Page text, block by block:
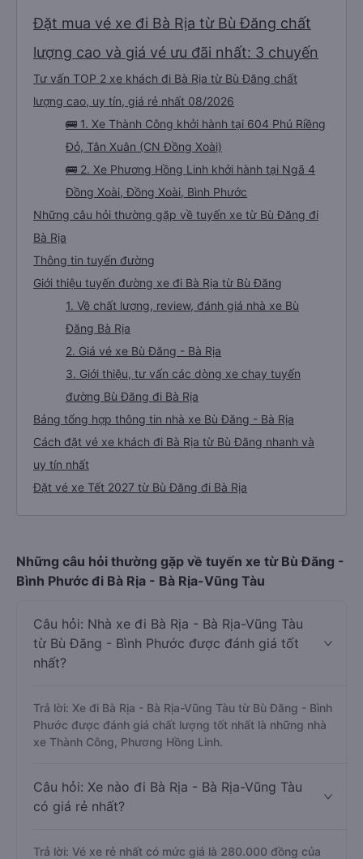
Đặt mua vé xe đi Bà Rịa từ Bù Đăng chất
lượng cao và giá vé ưu đãi nhất: 3 chuyến
Tư vấn TOP 2 xe khách đi Bà Rịa từ Bù Đăng chất
lượng cao, uy tín, giá rẻ nhất 08/2026
🚌 1. Xe Thành Công khởi hành tại 604 Phú Riềng
Đỏ, Tân Xuân (CN Đồng Xoài)
🚌 2. Xe Phương Hồng Linh khởi hành tại Ngã 4
Đồng Xoài, Đồng Xoài, Bình Phước
Những câu hỏi thường gặp về tuyến xe từ Bù Đăng đi
Bà Rịa
Thông tin tuyến đường
Giới thiệu tuyến đường xe đi Bà Rịa từ Bù Đăng
1. Về chất lượng, review, đánh giá nhà xe Bù
Đăng Bà Rịa
2. Giá vé xe Bù Đăng - Bà Rịa
3. Giới thiệu, tư vấn các dòng xe chạy tuyến
đường Bù Đăng đi Bà Rịa
Bảng tổng hợp thông tin nhà xe Bù Đăng - Bà Rịa
Cách đặt vé xe khách đi Bà Rịa từ Bù Đăng nhanh và
uy tín nhất
Đặt vé xe Tết 2027 từ Bù Đăng đi Bà Rịa
Những câu hỏi thường gặp về tuyến xe từ Bù Đăng -
Bình Phước đi Bà Rịa - Bà Rịa-Vũng Tàu
Câu hỏi: Nhà xe đi Bà Rịa - Bà Rịa-Vũng Tàu
từ Bù Đăng - Bình Phước được đánh giá tốt
nhất?
Trả lời: Xe đi Bà Rịa - Bà Rịa-Vũng Tàu từ Bù Đăng - Bình
Phước được đánh giá chất lượng tốt nhất là những nhà
xe Thành Công, Phương Hồng Linh.
Câu hỏi: Xe nào đi Bà Rịa - Bà Rịa-Vũng Tàu
có giá rẻ nhất?
Trả lời: Vé xe rẻ nhất có mức giá là 280.000 đồng của